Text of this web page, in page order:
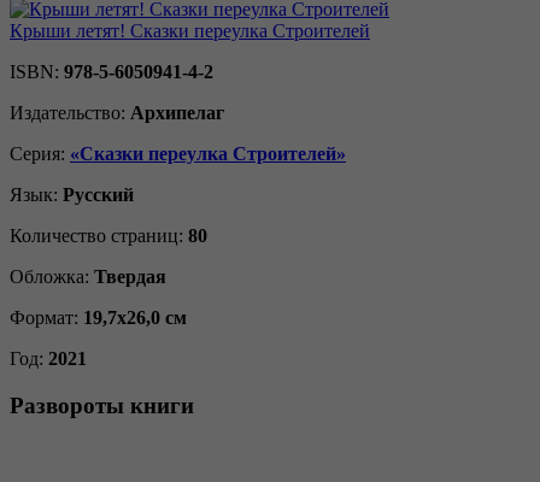
Крыши летят! Сказки переулка Строителей
ISBN: 978-5-6050941-4-2
Издательство: Архипелаг
Серия: «Сказки переулка Строителей»
Язык: Русский
Количество страниц: 80
Обложка: Твердая
Формат: 19,7х26,0 см
Год: 2021
Развороты книги